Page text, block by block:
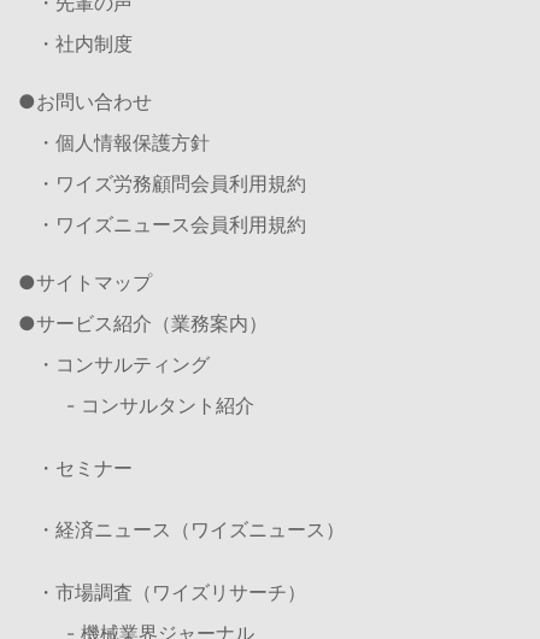
・社内制度
お問い合わせ
・個人情報保護方針
・ワイズ労務顧問会員利用規約
・ワイズニュース会員利用規約
サイトマップ
サービス紹介（業務案内）
・コンサルティング
- コンサルタント紹介
・セミナー
・経済ニュース（ワイズニュース）
・市場調査（ワイズリサーチ）
- 機械業界ジャーナル